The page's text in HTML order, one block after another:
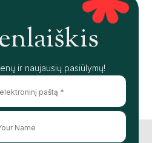
ir naujausių pasiūlymų!